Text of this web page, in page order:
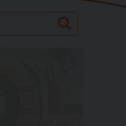
Search